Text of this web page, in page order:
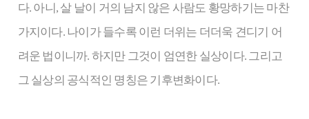
다. 아니, 살 날이 거의 남지 않은 사람도 황망하기는 마찬
가지이다. 나이가 들수록 이런 더위는 더더욱 견디기 어
려운 법이니까. 하지만 그것이 엄연한 실상이다. 그리고
그 실상의 공식적인 명칭은 기후변화이다.